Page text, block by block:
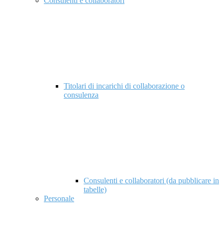
Titolari di incarichi di collaborazione o
consulenza
Consulenti e collaboratori (da pubblicare in
tabelle)
Personale